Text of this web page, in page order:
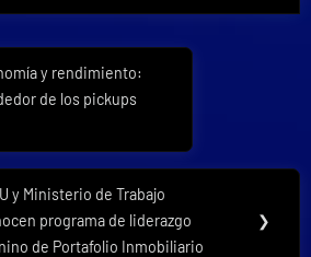
y rendimiento:
de los pickups
y Ministerio de Trabajo
programa de liderazgo
de Portafolio Inmobiliario
❯